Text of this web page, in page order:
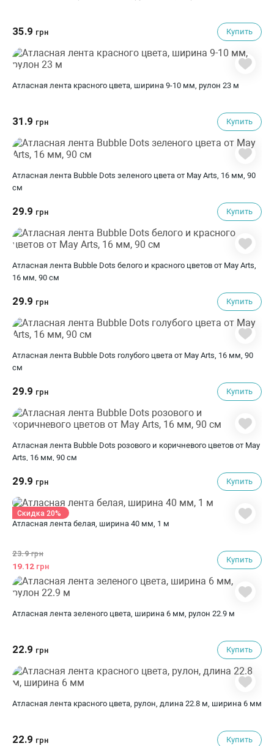
35.9 грн Купить
Атласная лента красного цвета, ширина 9-10 мм, рулон 23 м
31.9 грн Купить
Атласная лента Bubble Dots зеленого цвета от May Arts, 16 мм, 90
cм
29.9 грн Купить
Атласная лента Bubble Dots белого и красного цветов от May Arts,
16 мм, 90 cм
29.9 грн Купить
Атласная лента Bubble Dots голубого цвета от May Arts, 16 мм, 90
cм
29.9 грн Купить
Атласная лента Bubble Dots розового и коричневого цветов от May
Arts, 16 мм, 90 cм
29.9 грн Купить
Атласная лента белая, ширина 40 мм, 1 м
23.9грн
19.12 грн
Купить
Скидка 20%
Атласная лента зеленого цвета, ширина 6 мм, рулон 22.9 м
22.9 грн Купить
Атласная лента красного цвета, рулон, длина 22.8 м, ширина 6 мм
22.9 грн Купить